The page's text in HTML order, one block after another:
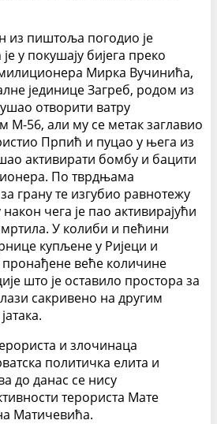
из пиштоља погодио је
у покушају бијега преко
Мирка Вучинића,
јединице Загреб, родом из
отворити ватру
М-56, али му се метак заглавио
Прпић и пуцао у њега из
активирати бомбу и бацити
По тврдњама
грану те изгубио равнотежу
чега је пао активирајући
У колиби и пећини
купљене у Ријеци и
пронађене веће количине
што је оставило простора за
сакривено на другим
и злочинаца
политичка елита и
до данас се нису
терориста Мате
Матичевића.